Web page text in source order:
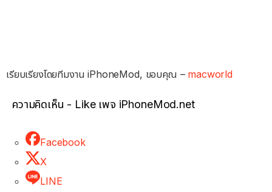
เรียบเรียงโดยทีมงาน iPhoneMod, ขอบคุณ – macworld
ความคิดเห็น - Like เพจ iPhoneMod.net
Facebook
X
LINE